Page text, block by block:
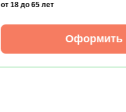
от 18 до 65 лет
Оформить